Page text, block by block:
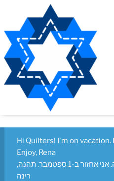
Hi Quilters! I'm on vacation.
Enjoy, Rena
היי קווילטריות! אני בחופשה. אני אחזור ב-1 ספטמבר. תהנה,
רינה